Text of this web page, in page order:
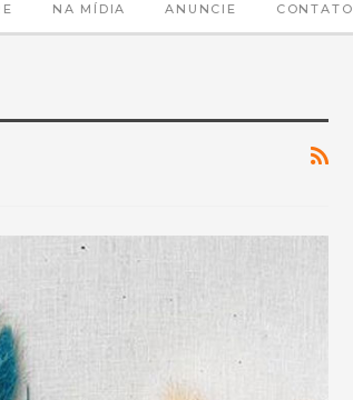
NA MÍDIA ANUNCIE CONTATO